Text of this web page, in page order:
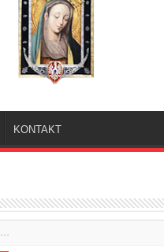
KONTAKT